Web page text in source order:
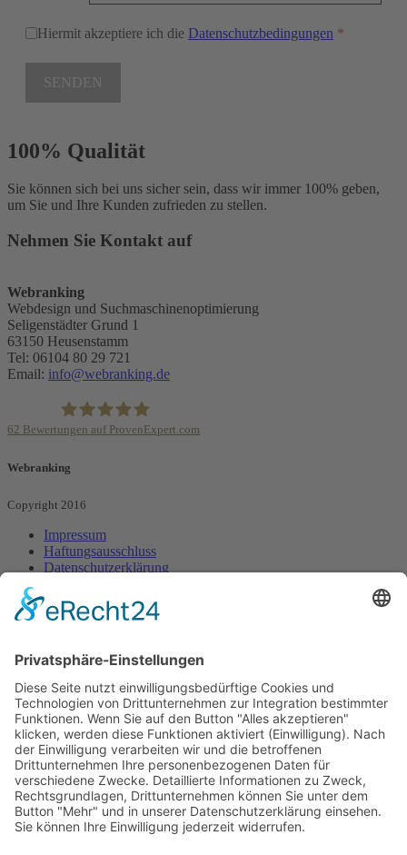
Hiermit akzeptiere ich die Datenschutzbedingungen *
SENDEN
100% Qualität
Sie können sich bei uns sicher sein, dass wir immer 100% geben,
um Sie und Ihre Kunden zufrieden zu stellen.
Nehmen Sie Kontakt auf
Webranking
Webdesign und Suchmaschinenoptimierung
Seligenstädter Grund 1
63150 Heusenstamm
Tel: 06104 80 29 721
Email: info@webranking.de
Webranking - Entilsah GmbH
62 Bewertungen auf ProvenExpert.com
Webranking
Copyright 2016
Impressum
Haftungsausschluss
Datenschutzerklärung
Startseite
Webdesign Jobportal
Suchmaschinenoptimierung
Kurzanleitungen
Neuer Beitrag Joomla
Neuer Menüpunkt Joomla
Weiterlesen-Funktion
Joomla
Bild einfügen Joomla
Interne Verlinkung
Joomla